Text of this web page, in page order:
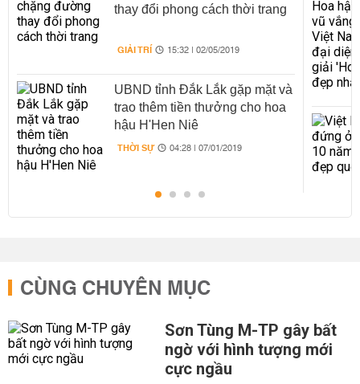
thay đổi phong cách thời trang
GIẢI TRÍ 15:32 | 02/05/2019
UBND tỉnh Đắk Lắk gặp mặt và
trao thêm tiền thưởng cho hoa
hậu H'Hen Niê
THỜI SỰ 04:28 | 07/01/2019
CÙNG CHUYÊN MỤC
Sơn Tùng M-TP gây bất
ngờ với hình tượng mới
cực ngầu